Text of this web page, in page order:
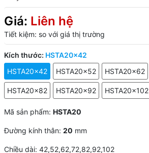
Giá: Liên hệ
Tiết kiệm: so với giá thị trường
Kích thước: HSTA20x42
HSTA20x42
HSTA20x52 HSTA20x62
HSTA20x82 HSTA20x92 HSTA20x102
Mã sản phẩm: HSTA20
Đường kính thân: 20 mm
Chiều dài: 42,52,62,72,82,92,102